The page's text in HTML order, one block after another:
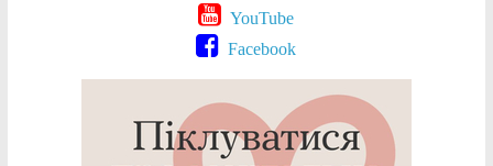
YouTube
Facebook